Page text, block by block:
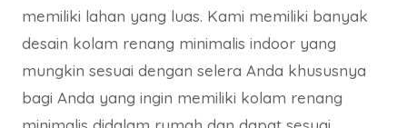
memiliki lahan yang luas. Kami memiliki banyak
desain kolam renang minimalis indoor yang
mungkin sesuai dengan selera Anda khususnya
bagi Anda yang ingin memiliki kolam renang